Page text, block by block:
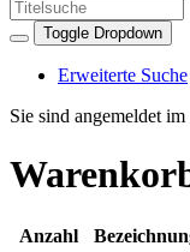
Toggle Dropdown
Erweiterte Suche
Sie sind angemeldet
Anzahl